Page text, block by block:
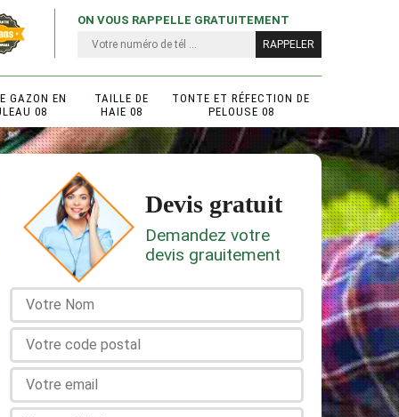
ON VOUS RAPPELLE GRATUITEMENT
GAZON EN
08
TAILLE DE
HAIE 08
TONTE ET RÉFECTION DE
PELOUSE 08
Devis gratuit
Demandez votre
devis grauitement